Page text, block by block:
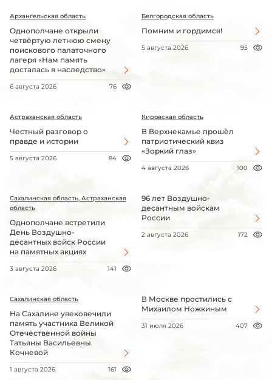
Архангельская область
Однополчане открыли
четвёртую летнюю смену
поискового палаточного
лагеря «Нам память
досталась в наследство»
6 августа 2026 76
Белгородская область
Помним и гордимся!
5 августа 2026 95
Астраханская область
Честный разговор о
правде и истории
5 августа 2026 84
Кировская область
В Верхнекамье прошёл
патриотический квиз
«Зоркий глаз»
4 августа 2026 100
Сахалинская область, Астраханская
область
Однополчане встретили
День Воздушно-
десантных войск России
на памятных акциях
3 августа 2026 141
96 лет Воздушно-
десантным войскам
России
2 августа 2026 172
Сахалинская область
На Сахалине увековечили
память участника Великой
Отечественной войны
Татьяны Васильевны
Кочневой
1 августа 2026 161
В Москве простились с
Михаилом Ножкиным
31 июля 2026 407